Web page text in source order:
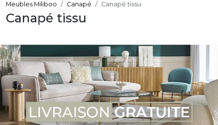
Meubles Miliboo Canapé Canapé tissu
Canapé tissu